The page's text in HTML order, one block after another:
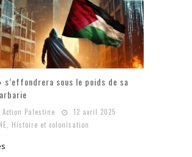
Des accords de paix sans le peuple et contre le peuple
La guerre sioniste, la guerre démographique
La banalité du mal colonial
s’effondrera sous le poids de sa
Action Palestine
12 avril 2025
Histoire et colonisation